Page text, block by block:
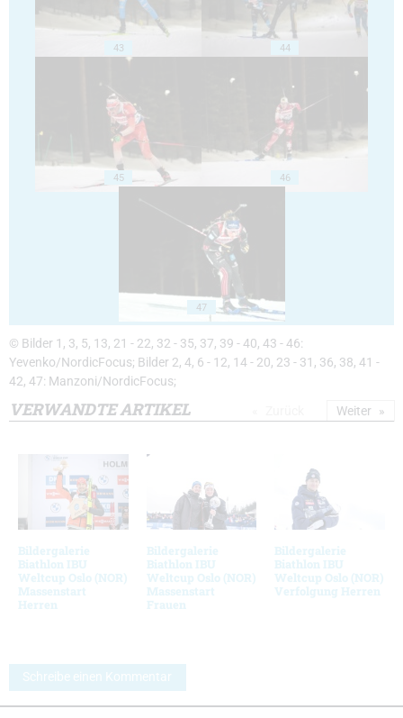
43 44
45 46
47
© Bilder 1, 3, 5, 13, 21 - 22, 32 - 35, 37, 39 - 40, 43 - 46:
Yevenko/NordicFocus; Bilder 2, 4, 6 - 12, 14 - 20, 23 - 31, 36, 38, 41 -
42, 47: Manzoni/NordicFocus;
VERWANDTE ARTIKEL
Bildergalerie
Biathlon IBU
Weltcup Oslo (NOR)
Massenstart
Herren
Bildergalerie
Biathlon IBU
Weltcup Oslo (NOR)
Massenstart
Frauen
Bildergalerie
Biathlon IBU
Weltcup Oslo (NOR)
Verfolgung Herren
Weiter
Schreibe einen Kommentar